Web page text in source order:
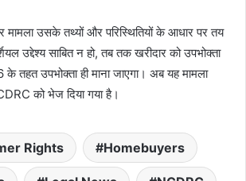
मामला उसके तथ्यों और परिस्थितियों के आधार पर तय
उद्देश्य साबित न हो, तब तक खरीदार को उपभोक्ता
तहत उपभोक्ता ही माना जाएगा। अब यह मामला
को भेज दिया गया है।
Rights Homebuyers